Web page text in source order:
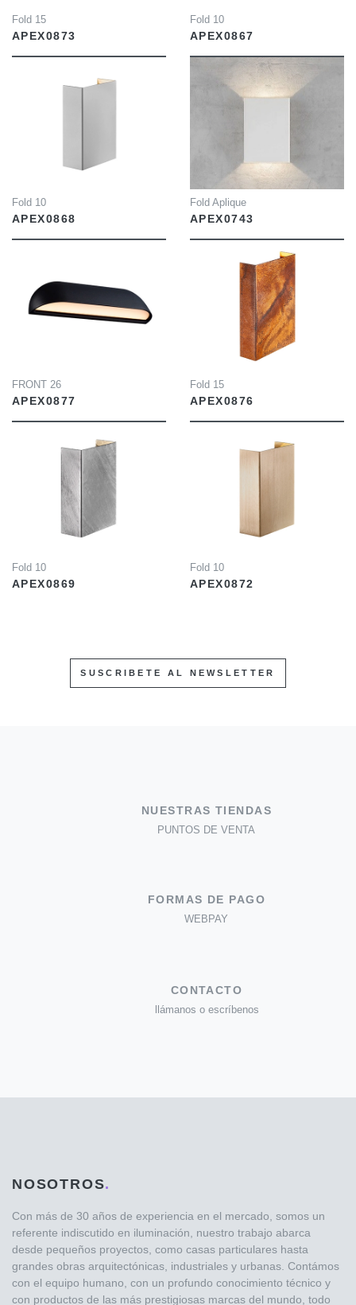
Fold 15
APEX0873
Fold 10
APEX0867
Fold 10
APEX0868
Fold Aplique
APEX0743
INFO
FRONT 26
APEX0877
INFO
Fold 15
APEX0876
Fold 10
APEX0869
Fold 10
APEX0872
SUSCRIBETE AL NEWSLETTER
NUESTRAS TIENDAS
PUNTOS DE VENTA
FORMAS DE PAGO
WEBPAY
CONTACTO
llámanos o escríbenos
NOSOTROS.
Con más de 30 años de experiencia en el mercado, somos un
referente indiscutido en iluminación, nuestro trabajo abarca
desde pequeños proyectos, como casas particulares hasta
grandes obras arquitectónicas, industriales y urbanas. Contámos
con el equipo humano, con un profundo conocimiento técnico y
con productos de las más prestigiosas marcas del mundo, todo